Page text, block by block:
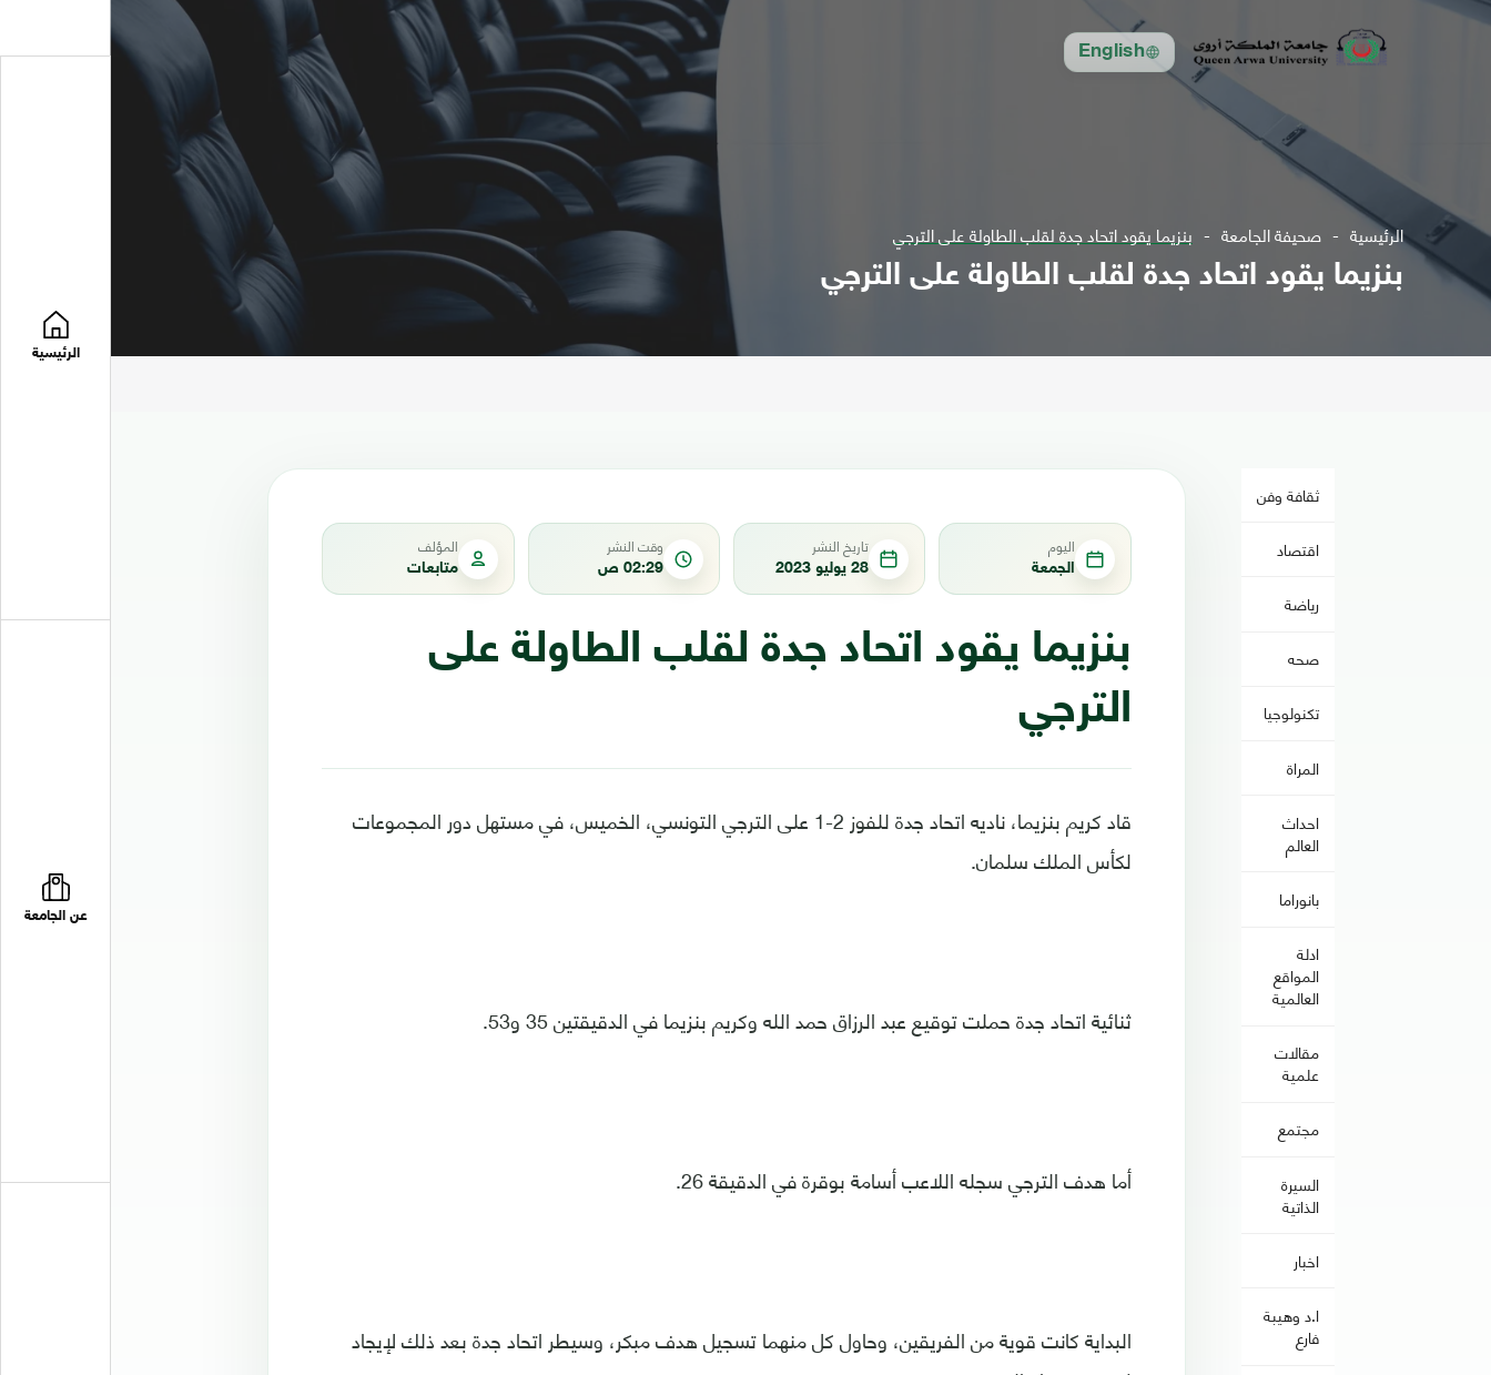
English
الرئيسية
عن الجامعة
الرئيسية صحيفة الجامعة بنزيما يقود اتحاد جدة لقلب الطاولة على الترجي
بنزيما يقود اتحاد جدة لقلب الطاولة على الترجي
ثقافة وفن
اقتصاد
رياضة
صحه
تكنولوجيا
المراة
احداث
العالم
بانوراما
ادلة
المواقع
العالمية
مقالات
علمية
مجتمع
السيرة
الذاتية
اخبار
ا.د وهيبة
فارع
اليوم
الجمعة
تاريخ النشر
28 يوليو 2023
وقت النشر
02:29 ص
المؤلف
متابعات
بنزيما يقود اتحاد جدة لقلب الطاولة على
الترجي
قاد كريم بنزيما، ناديه اتحاد جدة للفوز 2-1 على الترجي التونسي، الخميس، في مستهل دور المجموعات
لكأس الملك سلمان.
ثنائية اتحاد جدة حملت توقيع عبد الرزاق حمد الله وكريم بنزيما في الدقيقتين 35 و53.
أما هدف الترجي سجله اللاعب أسامة بوقرة في الدقيقة 26.
البداية كانت قوية من الفريقين، وحاول كل منهما تسجيل هدف مبكر، وسيطر اتحاد جدة بعد ذلك لإيجاد